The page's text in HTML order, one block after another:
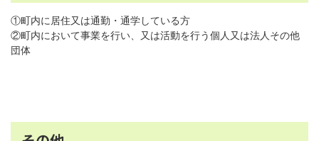
①町内に居住又は通勤・通学している方
②町内において事業を行い、又は活動を行う個人又は法人その他
団体